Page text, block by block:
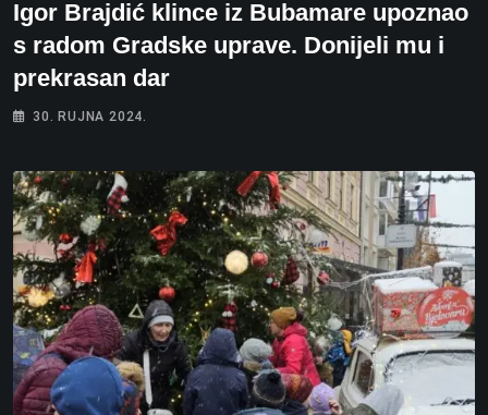
Igor Brajdić klince iz Bubamare upoznao
s radom Gradske uprave. Donijeli mu i
prekrasan dar
30. RUJNA 2024.